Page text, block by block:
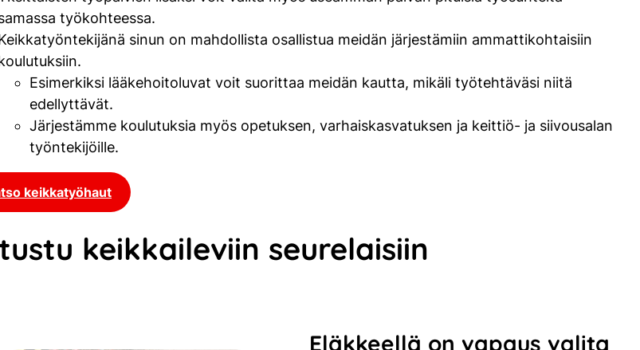
työkohteessa.
sinun on mahdollista osallistua meidän järjestämiin ammattikohtaisiin
Esimerkiksi lääkehoitoluvat voit suorittaa meidän kautta, mikäli työtehtäväsi niitä
edellyttävät.
Järjestämme koulutuksia myös opetuksen, varhaiskasvatuksen ja keittiö- ja siivousalan
työntekijöille.
keikkatyöhaut
keikkaileviin seurelaisiin
Eläkkeellä on vapaus valita